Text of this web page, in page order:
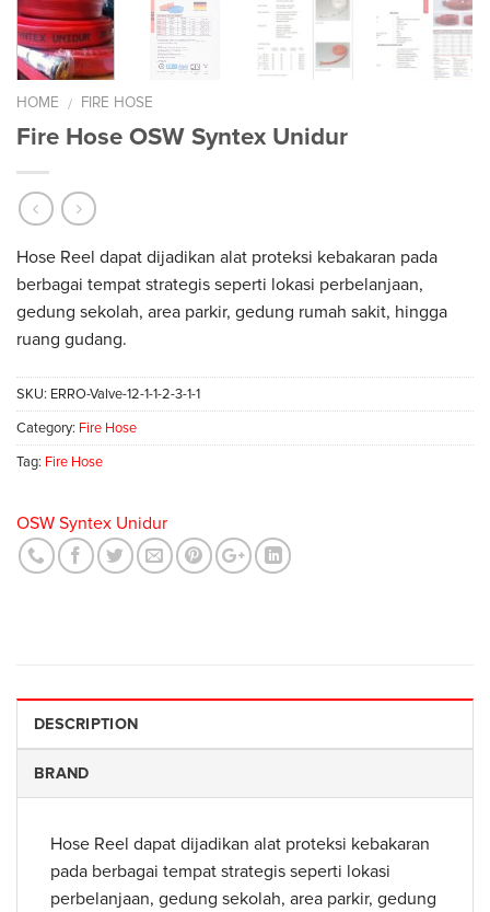
HOME / FIRE HOSE
Fire Hose OSW Syntex Unidur
Hose Reel dapat dijadikan alat proteksi kebakaran pada
berbagai tempat strategis seperti lokasi perbelanjaan,
gedung sekolah, area parkir, gedung rumah sakit, hingga
ruang gudang.
SKU: ERRO-Valve-12-1-1-2-3-1-1
Category: Fire Hose
Tag: Fire Hose
OSW Syntex Unidur
DESCRIPTION
BRAND
Hose Reel dapat dijadikan alat proteksi kebakaran
pada berbagai tempat strategis seperti lokasi
perbelanjaan, gedung sekolah, area parkir, gedung